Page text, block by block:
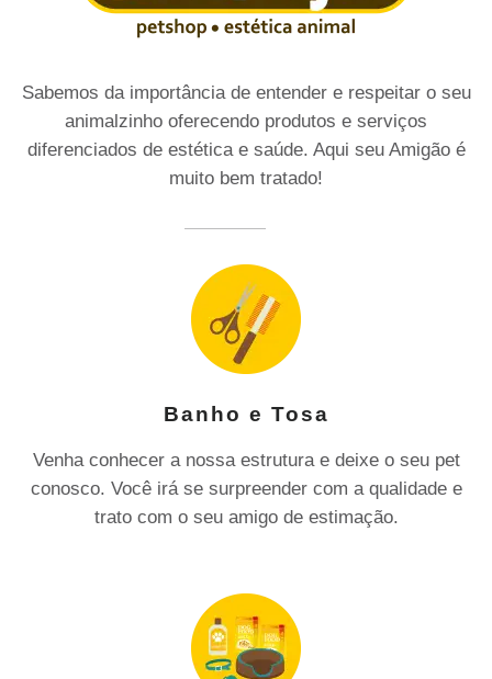
Sabemos da importância de entender e respeitar o seu
animalzinho oferecendo produtos e serviços
diferenciados de estética e saúde. Aqui seu Amigão é
muito bem tratado!
Banho e Tosa
Venha conhecer a nossa estrutura e deixe o seu pet
conosco. Você irá se surpreender com a qualidade e
trato com o seu amigo de estimação.